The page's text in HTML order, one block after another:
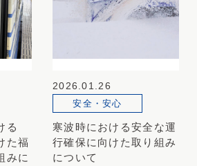
る
た福
みに
2026.01.26
安全・安心
寒波時における安全な運
行確保に向けた取り組み
について